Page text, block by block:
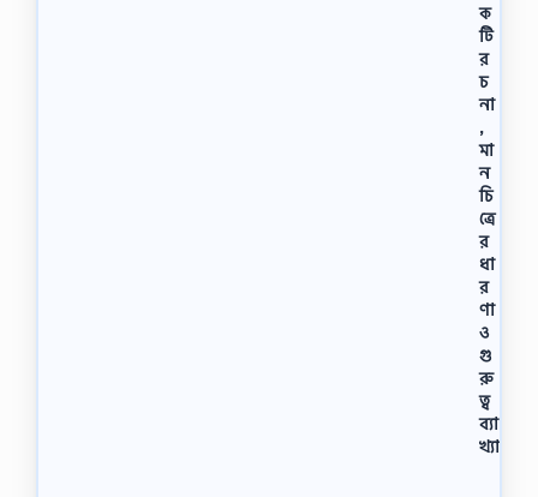
ক
টি
র
চ
না
,
মা
ন
চি
ত্রে
র
ধা
র
ণা
ও
গু
রু
ত্ব
ব্যা
খ্যা